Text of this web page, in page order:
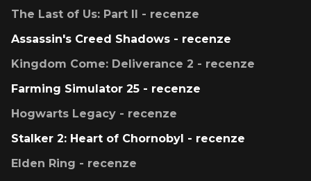
The Last of Us: Part II - recenze
Assassin's Creed Shadows - recenze
Kingdom Come: Deliverance 2 - recenze
Farming Simulator 25 - recenze
Hogwarts Legacy - recenze
Stalker 2: Heart of Chornobyl - recenze
Elden Ring - recenze